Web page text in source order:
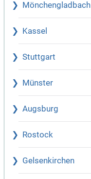
Mönchengladbach
Kassel
Stuttgart
Münster
Augsburg
Rostock
Gelsenkirchen